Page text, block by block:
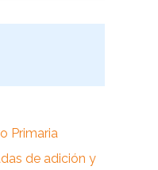
Primaria
de adición y